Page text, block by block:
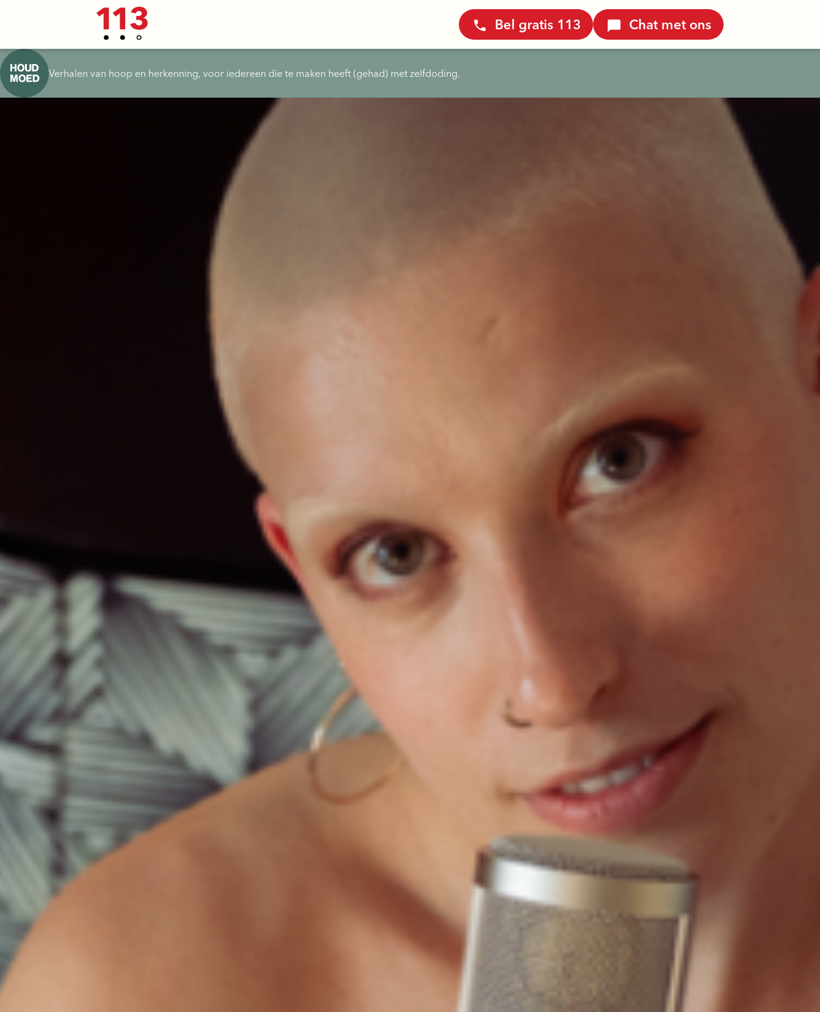
Bel gratis 113 Chat met ons
Verhalen van hoop en herkenning, voor iedereen die te maken heeft (gehad) met zelfdoding.